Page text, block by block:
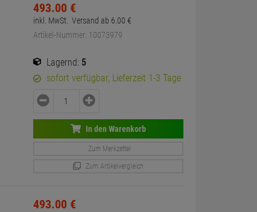
493.00 €
inkl. MwSt. Versand ab 6. 00 €
Artikel-Nummer: 10073979
Lagernd: 5
sofort verfügbar, Lieferzeit 1-3 Tage
In den Warenkorb
Zum Merkzettel
Zum Artikelvergleich
493.00 €